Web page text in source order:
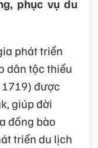
phục vụ du
phát triển
dân tộc thiểu
được
giúp đời
đồng bào
triển du lịch